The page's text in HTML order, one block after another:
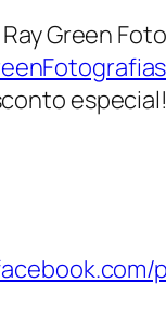
Green
especial!